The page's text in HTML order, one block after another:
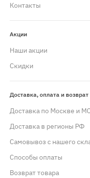
Контакты
Акции
Наши акции
Скидки
Доставка, оплата и возврат
Доставка по Москве и
Доставка в регионы РФ
Самовывоз с нашего
Способы оплаты
Возврат товара